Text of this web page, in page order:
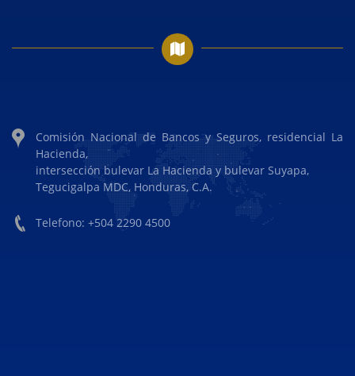
Comisión Nacional de Bancos y Seguros, residencial La
Hacienda,
intersección bulevar La Hacienda y bulevar Suyapa,
Tegucigalpa MDC, Honduras, C.A.
Telefono: +504 2290 4500